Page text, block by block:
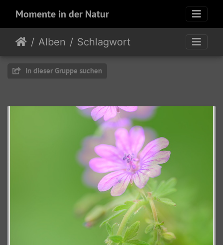
Momente in der Natur
Alben Schlagwort
In dieser Gruppe suchen